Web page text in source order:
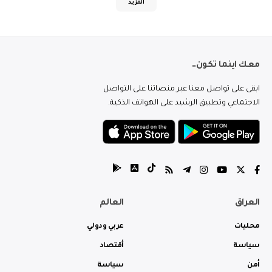
المزيد
معك اينما تكون..
ابقى على تواصل معنا عبر منصاتنا على التواصل
الاجتماعي وتطبيق الرشيد على الهواتف الذكية.
العراق
محليات
سياسة
أمن
العالم
عربي ودولي
أقتصاد
سياسة